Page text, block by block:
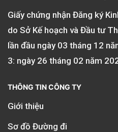
Giấy chứng nhận Đăng ký
do Sở Kế hoạch và Đầu tư
lần đầu ngày 03 tháng 12
3: ngày 26 tháng 02 năm
THÔNG TIN CÔNG TY
Giới thiệu
Sơ đồ Đường đi